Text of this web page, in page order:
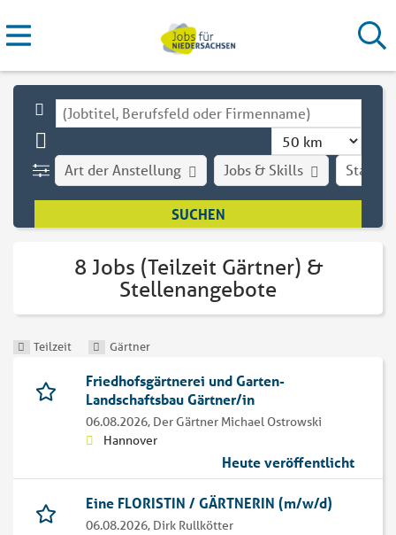
Stadt
Art der Anstellung Jobs & Skills
8 Jobs (Teilzeit Gärtner) &
Stellenangebote
Teilzeit Gärtner
Friedhofsgärtnerei und Garten-
Landschaftsbau Gärtner/in
06.08.2026, Der Gärtner Michael Ostrowski
Hannover
Heute veröffentlicht
Eine FLORISTIN / GÄRTNERIN (m/w/d)
06.08.2026, Dirk Rullkötter